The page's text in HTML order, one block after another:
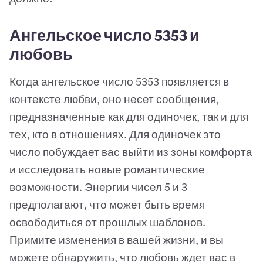
Ангельское число 5353 и
любовь
Когда ангельское число 5353 появляется в
контексте любви, оно несет сообщения,
предназначенные как для одиночек, так и для
тех, кто в отношениях. Для одиночек это
число побуждает вас выйти из зоны комфорта
и исследовать новые романтические
возможности. Энергии чисел 5 и 3
предполагают, что может быть время
освободиться от прошлых шаблонов.
Примите изменения в вашей жизни, и вы
можете обнаружить, что любовь ждет вас в